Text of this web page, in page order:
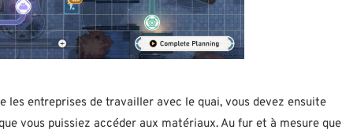
les entreprises de travailler avec le quai, vous devez ensuite
vous puissiez accéder aux matériaux. Au fur et à mesure que